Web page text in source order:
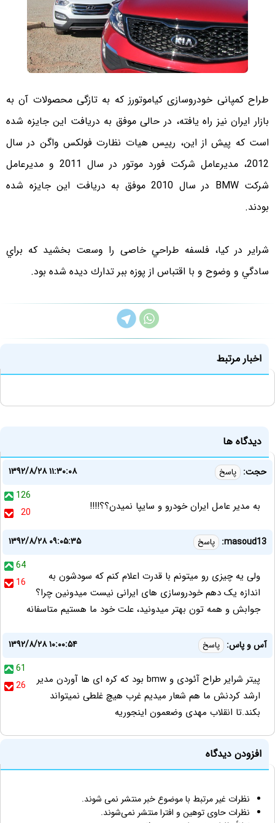
طراح کمپانی خودروسازی کیاموتورز که به تازگی محصولات آن به
بازار ایران نیز راه یافته، در حالی موفق به دریافت این جایزه شده
است که پیش از این، رییس هیات نظارت فولکس واگن در سال
2012، مدیرعامل شرکت فورد موتور در سال 2011 و مدیرعامل
شرکت BMW در سال 2010 موفق به دریافت این جایزه شده
بودند.
شراير در كيا، فلسفه‌ طراحي خاصی را وسعت بخشيد كه براي
سادگي و وضوح و با اقتباس از پوزه ببر تدارك ديده شده بود.
اخبار مرتبط
دیدگاه ها
حجت: پاسخ
۱۳۹۲/۸/۲۸ ۱۱:۳۰:۰۸
126
20
به مدیر عامل ایران خودرو و سایپا نمیدن؟؟!!!!
masoud13: پاسخ
۱۳۹۲/۸/۲۸ ۰۹:۰۵:۳۵
64
16
ولی یه چیزی رو میتونم با قدرت اعلام کنم که سودشون به
اندازه یک دهم خودروسازی های ایرانی نیست میدونین چرا؟
جوابش و همه تون بهتر میدونید، علت خود ما هستیم متاسفانه
آس و پاس: پاسخ
۱۳۹۲/۸/۲۸ ۱۰:۰۰:۵۴
61
26
پیتر شرایر طراح آئودی و bmw بود که کره ای ها آوردن مدیر
ارشد کردنش ما هم شعار میدیم غرب هیچ غلطی نمیتواند
بکند.تا انقلاب مهدی وضعمون اینجوریه
افزودن دیدگاه
نظرات غیر مرتبط با موضوع خبر منتشر نمی شوند.
نظرات حاوی توهین و افترا منتشر نمی‌شوند.